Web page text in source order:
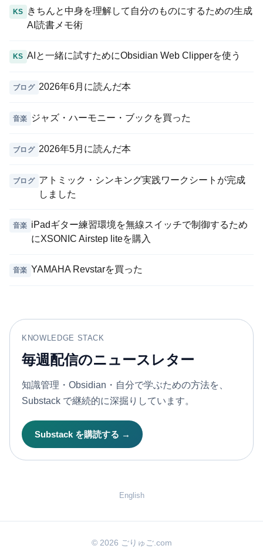
KS
きちんと中身を理解して自分のものにするための生成
AI読書メモ術
KS AIと一緒に試すためにObsidian Web Clipperを使う
ブログ 2026年6月に読んだ本
音楽 ジャズ・ハーモニー・ブックを買った
ブログ 2026年5月に読んだ本
ブログ アトミック・シンキング実践ワークシートが完成
しました
音楽
iPadギター練習環境を無線スイッチで制御するため
にXSONIC Airstep liteを購入
音楽 YAMAHA Revstarを買った
KNOWLEDGE STACK
毎週配信のニュースレター
知識管理・Obsidian・自分で学ぶための方法を、
Substack で継続的に深掘りしています。
Substack を購読する →
English
© 2026 ごりゅご.com